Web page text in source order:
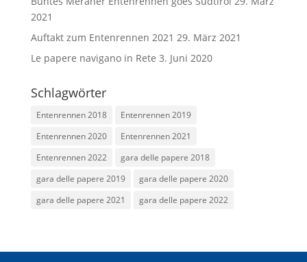
2021
Auftakt zum Entenrennen 2021 29. März 2021
Le papere navigano in Rete 3. Juni 2020
Schlagwörter
Entenrennen 2018
Entenrennen 2019
Entenrennen 2020
Entenrennen 2021
Entenrennen 2022
gara delle papere 2018
gara delle papere 2019
gara delle papere 2020
gara delle papere 2021
gara delle papere 2022